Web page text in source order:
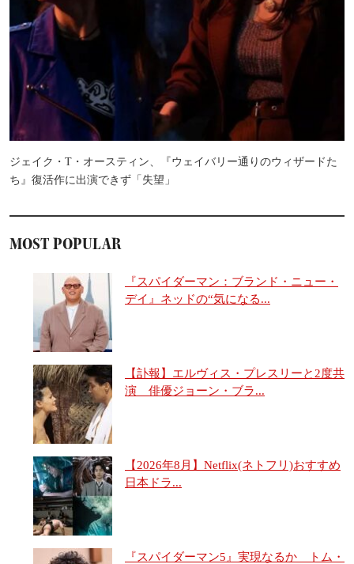
ジェイク・T・オースティン、『ウェイバリー通りのウィザードた
ち』復活作に出演できず「失望」
MOST POPULAR
『スパイダーマン：ブランド・ニュー・
デイ』ネッドの“気になる...
【訃報】エルヴィス・プレスリーと2度共
演 俳優ジョーン・ブラ...
【2026年8月】Netflix(ネトフリ)おすすめ
日本ドラ...
『スパイダーマン5』実現なるか トム・